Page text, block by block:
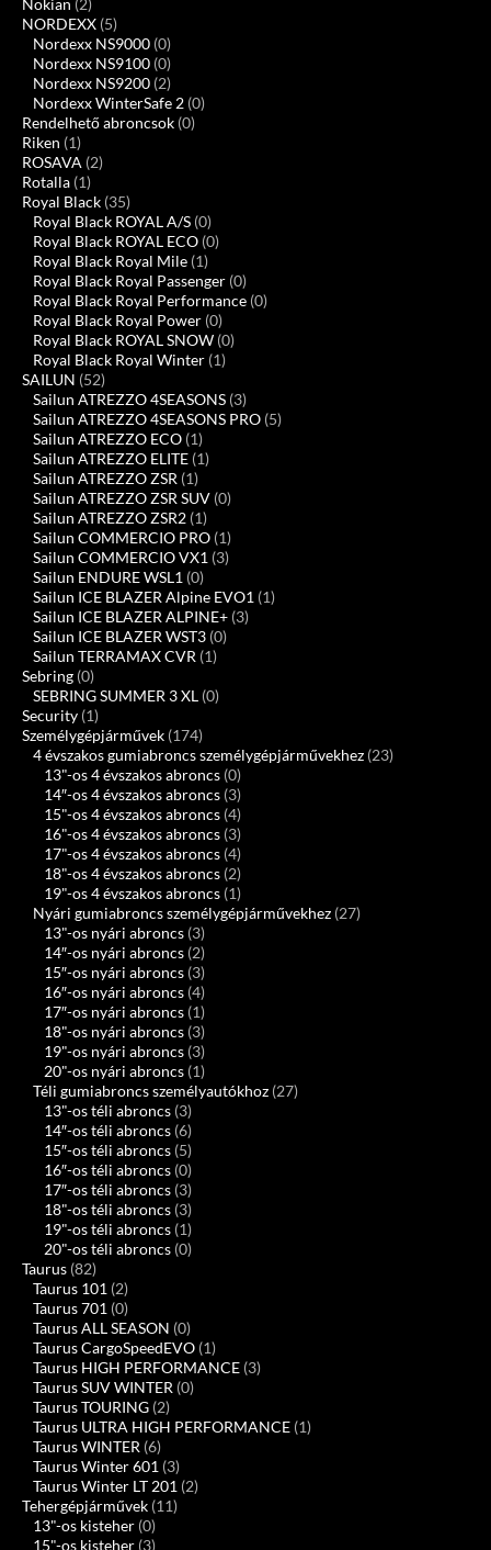
NORDEXX (5)
Nordexx NS9000 (0)
Nordexx NS9100 (0)
Nordexx NS9200 (2)
Nordexx WinterSafe 2 (0)
Rendelhető abroncsok (0)
Riken (1)
ROSAVA (2)
Rotalla (1)
Royal Black (35)
Royal Black ROYAL A/S (0)
Royal Black ROYAL ECO (0)
Royal Black Royal Mile (1)
Royal Black Royal Passenger (0)
Royal Black Royal Performance (0)
Royal Black Royal Power (0)
Royal Black ROYAL SNOW (0)
Royal Black Royal Winter (1)
SAILUN (52)
Sailun ATREZZO 4SEASONS (3)
Sailun ATREZZO 4SEASONS PRO (5)
Sailun ATREZZO ECO (1)
Sailun ATREZZO ELITE (1)
Sailun ATREZZO ZSR (1)
Sailun ATREZZO ZSR SUV (0)
Sailun ATREZZO ZSR2 (1)
Sailun COMMERCIO PRO (1)
Sailun COMMERCIO VX1 (3)
Sailun ENDURE WSL1 (0)
Sailun ICE BLAZER Alpine EVO1 (1)
Sailun ICE BLAZER ALPINE+ (3)
Sailun ICE BLAZER WST3 (0)
Sailun TERRAMAX CVR (1)
Sebring (0)
SEBRING SUMMER 3 XL (0)
Security (1)
Személygépjárművek (174)
4 évszakos gumiabroncs személygépjárművekhez (23)
13"-os 4 évszakos abroncs (0)
14″-os 4 évszakos abroncs (3)
15"-os 4 évszakos abroncs (4)
16"-os 4 évszakos abroncs (3)
17"-os 4 évszakos abroncs (4)
18"-os 4 évszakos abroncs (2)
19"-os 4 évszakos abroncs (1)
Nyári gumiabroncs személygépjárművekhez (27)
13"-os nyári abroncs (3)
14″-os nyári abroncs (2)
15″-os nyári abroncs (3)
16″-os nyári abroncs (4)
17″-os nyári abroncs (1)
18"-os nyári abroncs (3)
19"-os nyári abroncs (3)
20"-os nyári abroncs (1)
Téli gumiabroncs személyautókhoz (27)
13"-os téli abroncs (3)
14″-os téli abroncs (6)
15″-os téli abroncs (5)
16″-os téli abroncs (0)
17″-os téli abroncs (3)
18"-os téli abroncs (3)
19"-os téli abroncs (1)
20"-os téli abroncs (0)
Taurus (82)
Taurus 101 (2)
Taurus 701 (0)
Taurus ALL SEASON (0)
Taurus CargoSpeedEVO (1)
Taurus HIGH PERFORMANCE (3)
Taurus SUV WINTER (0)
Taurus TOURING (2)
Taurus ULTRA HIGH PERFORMANCE (1)
Taurus WINTER (6)
Taurus Winter 601 (3)
Taurus Winter LT 201 (2)
Tehergépjárművek (11)
13"-os kisteher (0)
15"-os kisteher (3)